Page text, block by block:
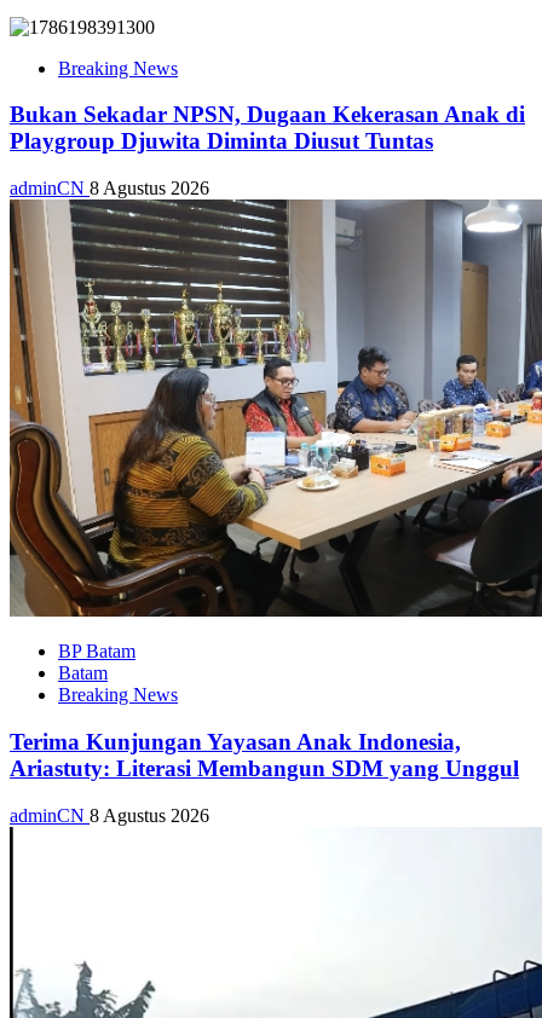
Breaking News
Bukan Sekadar NPSN, Dugaan Kekerasan Anak di
Playgroup Djuwita Diminta Diusut Tuntas
adminCN 8 Agustus 2026
BP Batam
Batam
Breaking News
Terima Kunjungan Yayasan Anak Indonesia,
Ariastuty: Literasi Membangun SDM yang Unggul
adminCN 8 Agustus 2026